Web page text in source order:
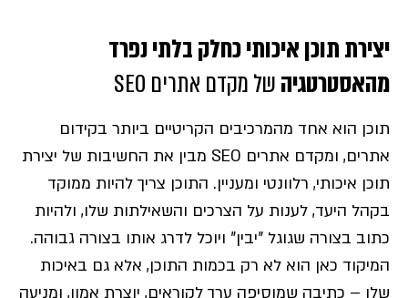
יצירת תוכן איכותי כחלק בלתי נפרד
מהאסטרטגיהשל מקדם אתרים SEO
תוכן הוא אחד מהמרכיבים הקריטיים ביותר בקידום
אתרים, ומקדם אתרים SEO מבין את החשיבות של יצירת
תוכן איכותי, רלוונטי ומעניין. התוכן צריך להיות ממוקד
בקהל היעד, לענות על הצרכים והשאילתות שלו, ולהיות
כתוב בצורה שגוגל "יבין" ויוכל לדרג אותו בצורה גבוהה.
המיקוד כאן הוא לא רק בכמות התוכן, אלא גם באיכות
שלו – כתיבה שמוסיפה ערך לקוראים, יוצרת אמון, ומניעה